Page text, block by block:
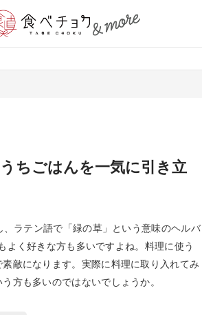
ちごはんを一気に引き立
ラテン語で「緑の草」という意味のヘルバ
く好きな方も多いですよね。料理に使う
敵になります。実際に料理に取り入れてみ
方も多いのではないでしょうか。